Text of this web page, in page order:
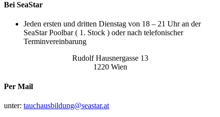
Bei SeaStar
Jeden ersten und dritten Dienstag von 18 – 21 Uhr an der
SeaStar Poolbar ( 1. Stock ) oder nach telefonischer
Terminvereinbarung
Rudolf Hausnergasse 13
1220 Wien
Per Mail
unter: tauchausbildung@seastar.at